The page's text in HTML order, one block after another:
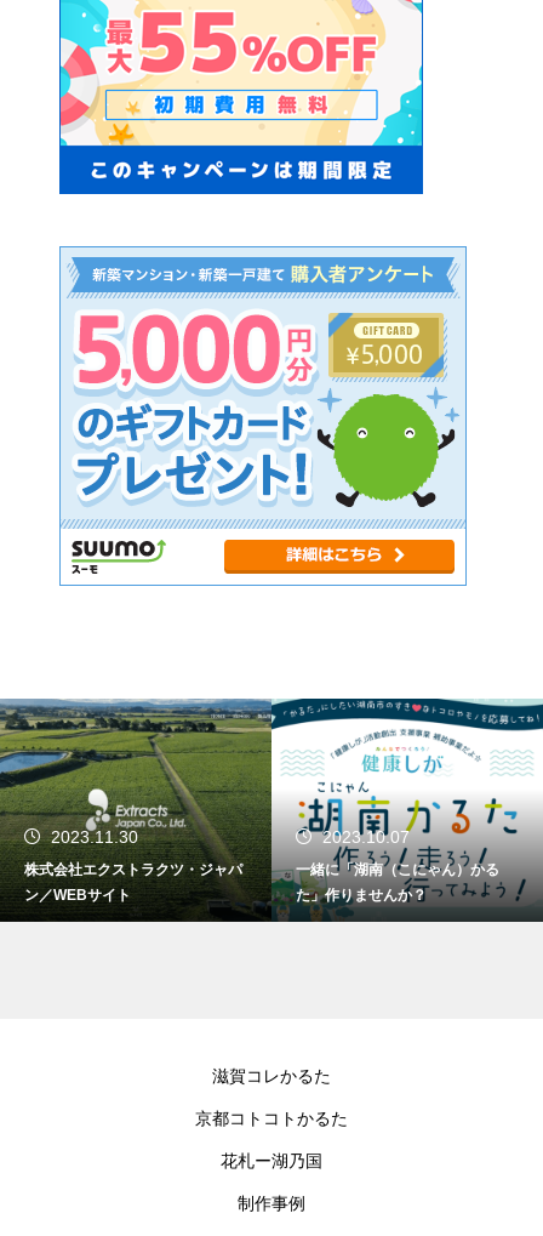
2023.11.30
株式会社エクストラクツ・ジャパ
ン／WEBサイト
2023.10.07
一緒に「湖南（こにゃん）かる
た」作りませんか？
滋賀コレかるた
京都コトコトかるた
花札ー湖乃国
制作事例